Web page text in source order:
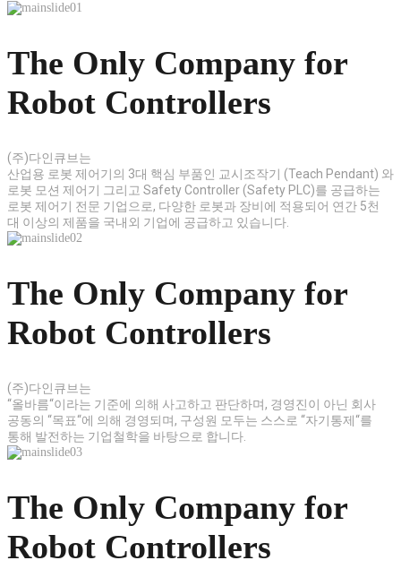
The Only Company for
Robot Controllers
(주)다인큐브는
산업용 로봇 제어기의 3대 핵심 부품인 교시조작기 (Teach Pendant) 와
로봇 모션 제어기 그리고 Safety Controller (Safety PLC)를 공급하는
로봇 제어기 전문 기업으로, 다양한 로봇과 장비에 적용되어 연간 5천
대 이상의 제품을 국내외 기업에 공급하고 있습니다.
The Only Company for
Robot Controllers
(주)다인큐브는
“올바름“이라는 기준에 의해 사고하고 판단하며, 경영진이 아닌 회사
공동의 “목표“에 의해 경영되며, 구성원 모두는 스스로 “자기통제“를
통해 발전하는 기업철학을 바탕으로 합니다.
The Only Company for
Robot Controllers